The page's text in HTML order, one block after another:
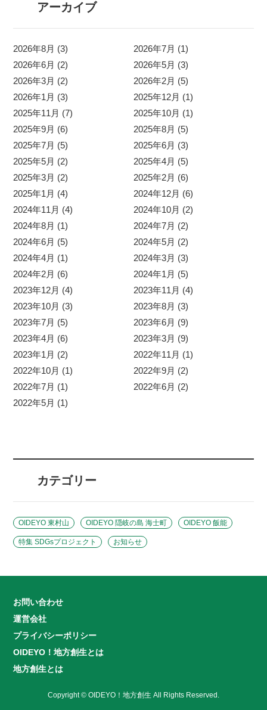
アーカイブ
2026年8月 (3)
2026年7月 (1)
2026年6月 (2)
2026年5月 (3)
2026年3月 (2)
2026年2月 (5)
2026年1月 (3)
2025年12月 (1)
2025年11月 (7)
2025年10月 (1)
2025年9月 (6)
2025年8月 (5)
2025年7月 (5)
2025年6月 (3)
2025年5月 (2)
2025年4月 (5)
2025年3月 (2)
2025年2月 (6)
2025年1月 (4)
2024年12月 (6)
2024年11月 (4)
2024年10月 (2)
2024年8月 (1)
2024年7月 (2)
2024年6月 (5)
2024年5月 (2)
2024年4月 (1)
2024年3月 (3)
2024年2月 (6)
2024年1月 (5)
2023年12月 (4)
2023年11月 (4)
2023年10月 (3)
2023年8月 (3)
2023年7月 (5)
2023年6月 (9)
2023年4月 (6)
2023年3月 (9)
2023年1月 (2)
2022年11月 (1)
2022年10月 (1)
2022年9月 (2)
2022年7月 (1)
2022年6月 (2)
2022年5月 (1)
カテゴリー
OIDEYO 東村山 OIDEYO 隠岐の島 海士町 OIDEYO 飯能
特集 SDGsプロジェクト お知らせ
お問い合わせ
運営会社
プライバシーポリシー
OIDEYO！地方創生とは
地方創生とは
Copyright © OIDEYO！地方創生 All Rights Reserved.